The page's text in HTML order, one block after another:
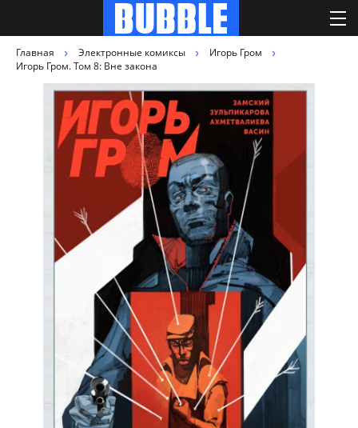
Главная Электронные комиксы
Игорь Гром
Игорь Гром. Том 8: Вне закона